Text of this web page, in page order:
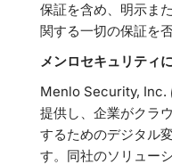
保証を含め、明示ま
関する一切の保証を
メンロセキュリティ
Menlo Security, Inc.
提供し、企業がクラ
するためのデジタル
す。同社のソリュー